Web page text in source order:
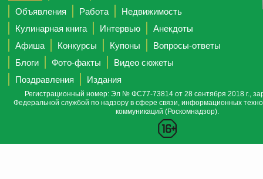
Объявления
Работа
Недвижимость
Кулинарная книга
Интервью
Анекдоты
Афиша
Конкурсы Купоны
Вопросы-ответы
Блоги
Фото-факты
Видео сюжеты
Поздравления
Издания
Регистрационный номер: Эл № ФС77-73814 от 28 сентября 2018 г.,
Федеральной службой по надзору в сфере связи, информационных
коммуникаций (Роскомнадзор).